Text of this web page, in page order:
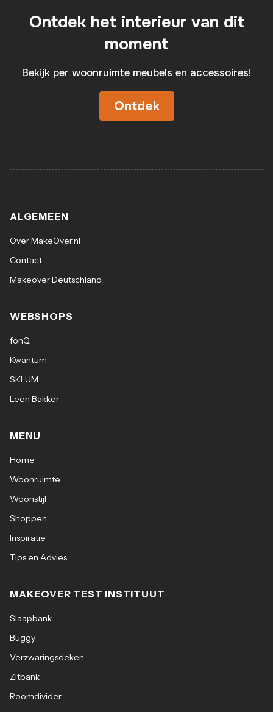
Ontdek het interieur van dit
moment
Bekijk per woonruimte meubels en accessoires!
Ontdek
ALGEMEEN
Over MakeOver.nl
Contact
Makeover Deutschland
WEBSHOPS
fonQ
Kwantum
SKLUM
Leen Bakker
MENU
Home
Woonruimte
Woonstijl
Shoppen
Inspiratie
Tips en Advies
MAKEOVER TEST INSTITUUT
Slaapbank
Buggy
Verzwaringsdeken
Zitbank
Roomdivider